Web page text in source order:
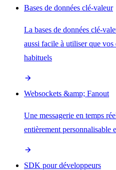
Bases de données clé-valeur
La bases de données clé-
aussi facile à utiliser que vos
habituels
Websockets &amp; Fanout
Une messagerie en temps
entièrement personnalisable
SDK pour développeurs